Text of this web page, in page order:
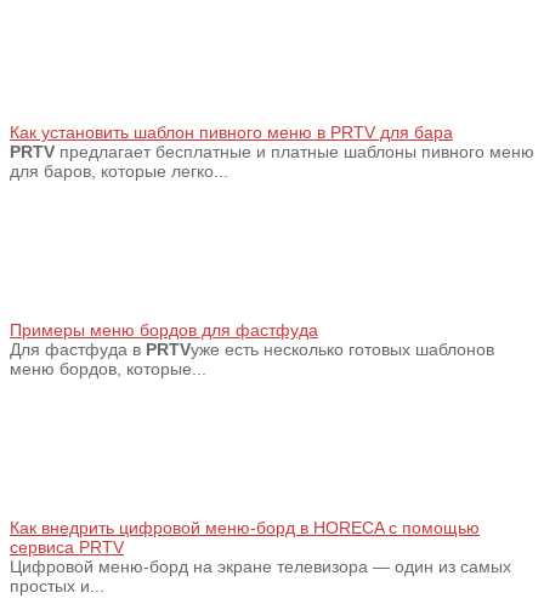
Как установить шаблон пивного меню в PRTV для бара
PRTV предлагает бесплатные и платные шаблоны пивного меню
для баров, которые легко...
Примеры меню бордов для фастфуда
Для фастфуда в PRTVуже есть несколько готовых шаблонов
меню бордов, которые...
Как внедрить цифровой меню‑борд в HORECA с помощью
сервиса PRTV
Цифровой меню‑борд на экране телевизора — один из самых
простых и...